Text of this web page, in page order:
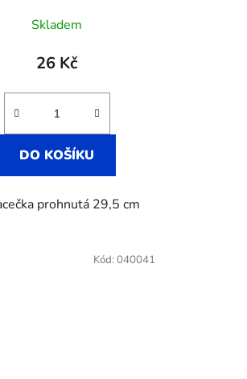
Skladem
26 Kč
DO KOŠÍKU
prohnutá 29,5 cm
Kód: 040041